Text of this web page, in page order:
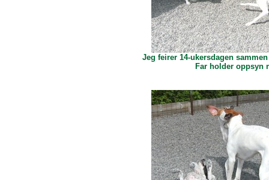
Jeg feirer 14-ukersdagen
Far holder oppsyn